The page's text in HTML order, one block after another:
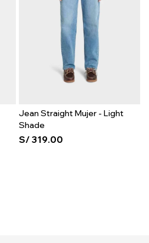
Jean Straight Mujer - Light
Shade
S/ 319.00